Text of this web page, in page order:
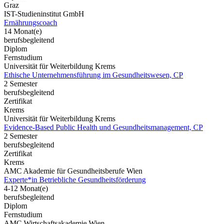
Graz
IST-Studieninstitut GmbH
Ernährungscoach
14 Monat(e)
berufsbegleitend
Diplom
Fernstudium
Universität für Weiterbildung Krems
Ethische Unternehmensführung im Gesundheitswesen, CP
2 Semester
berufsbegleitend
Zertifikat
Krems
Universität für Weiterbildung Krems
Evidence-Based Public Health und Gesundheitsmanagement, CP
2 Semester
berufsbegleitend
Zertifikat
Krems
AMC Akademie für Gesundheitsberufe Wien
Experte*in Betriebliche Gesundheitsförderung
4-12 Monat(e)
berufsbegleitend
Diplom
Fernstudium